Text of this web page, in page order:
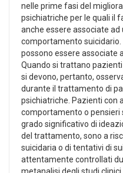
nelle prime fasi del
psichiatriche per le quali il
anche essere associate
comportamento
possono essere associate
Quando si trattano
si devono, pertanto,
durante il trattamento di
psichiatriche. Pazienti con
comportamento o pensieri
grado significativo di
del trattamento, sono a
suicidaria o di tentativi di
attentamente controllati
metanalisi degli studi